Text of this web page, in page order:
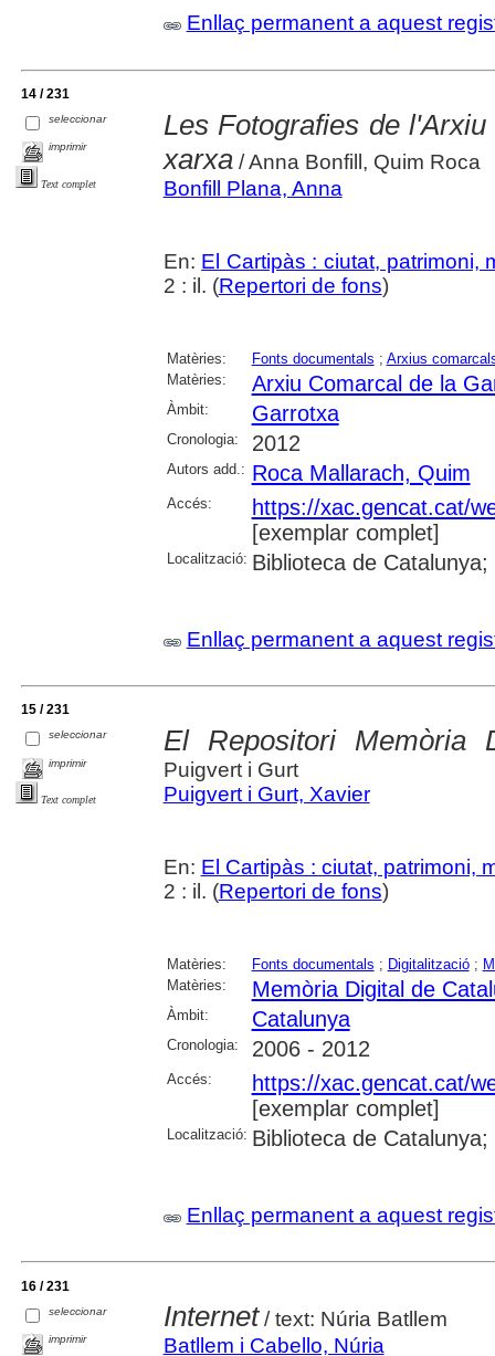
Enllaç permanent a aquest
14 / 231
seleccionar
imprimir
Text complet
Les Fotografies de
xarxa/ Anna Bonfill, Quim Roca
Bonfill Plana, Anna
En: El Cartipàs : ciutat, patrimoni,
2 : il. (Repertori de fons)
Matèries: Fonts documentals ; Arxius
Matèries:
Arxiu Comarcal de la
Àmbit: Garrotxa
Cronologia: 2012
Autors add.: Roca Mallarach, Quim
Accés:
https://xac.gencat.cat/
[exemplar complet]
Localització: Biblioteca de
Enllaç permanent a aquest
15 / 231
seleccionar
imprimir
Text complet
El Repositori Memòria
Puigvert i Gurt
Puigvert i Gurt, Xavier
En: El Cartipàs : ciutat, patrimoni,
2 : il. (Repertori de fons)
Matèries: Fonts documentals ; Digitalització;
Matèries:
Memòria Digital de
Àmbit: Catalunya
Cronologia: 2006 - 2012
Accés:
https://xac.gencat.cat/
[exemplar complet]
Localització: Biblioteca de
Enllaç permanent a aquest
16 / 231
seleccionar
imprimir
Internet/ text: Núria Batllem
Batllem i Cabello, Núria